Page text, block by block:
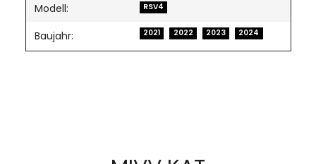
Modell: RSV4
Baujahr: 2021 2022 2023 2024